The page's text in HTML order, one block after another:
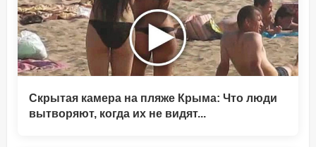
Скрытая камера на пляже Крыма: Что люди
вытворяют, когда их не видят...